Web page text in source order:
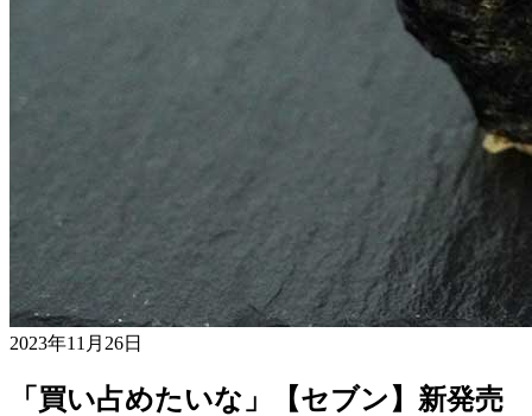
2023年11月26日
「買い占めたいな」【セブン】新発売